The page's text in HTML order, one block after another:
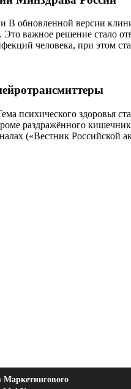
обновленной версии
важное решение стало
человека, при этом
психического здоровья
раздражённого
(«Вестник Российской
Маркетингового